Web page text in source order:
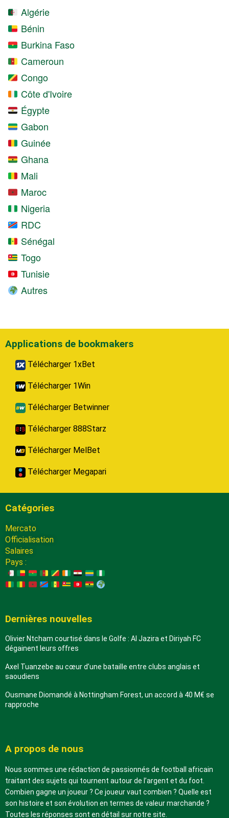
Algérie
Bénin
Burkina Faso
Cameroun
Congo
Côte d'Ivoire
Égypte
Gabon
Guinée
Ghana
Mali
Maroc
Nigeria
RDC
Sénégal
Togo
Tunisie
Autres
Applications de bookmakers
Télécharger 1xBet
Télécharger 1Win
Télécharger Betwinner
Télécharger 888Starz
Télécharger MelBet
Télécharger Megapari
Catégories
Mercato
Officialisation
Salaires
Pays :
Dernières nouvelles
Olivier Ntcham courtisé dans le Golfe : Al Jazira et Diriyah FC
dégainent leurs offres
Axel Tuanzebe au cœur d’une bataille entre clubs anglais et
saoudiens
Ousmane Diomandé à Nottingham Forest, un accord à 40 M€ se
rapproche
A propos de nous
Nous sommes une rédaction de passionnés de football africain
traitant des sujets qui tournent autour de l’argent et du foot.
Combien gagne un joueur ? Ce joueur vaut combien ? Quelle est
son histoire et son évolution en termes de valeur marchande ?
Toutes les réponses sont en détail sur notre site.